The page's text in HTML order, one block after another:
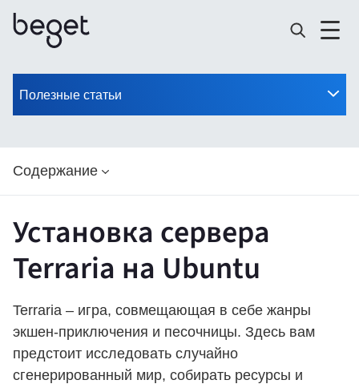
Полезные статьи
Содержание
Установка сервера
Terraria на Ubuntu
Terraria – игра, совмещающая в себе жанры
экшен-приключения и песочницы. Здесь вам
предстоит исследовать случайно
сгенерированный мир, собирать ресурсы и